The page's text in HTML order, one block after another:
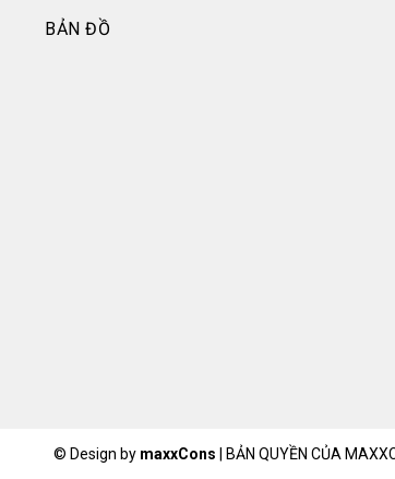
BẢN ĐỒ
© Design by maxxCons | BẢN QUYỀN CỦA